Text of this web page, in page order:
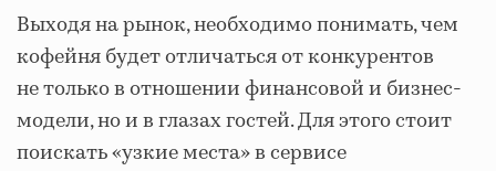
Выходя на рынок, необходимо понимать, чем
кофейня будет отличаться от конкурентов
не только в отношении финансовой и бизнес-
модели, но и в глазах гостей. Для этого стоит
поискать «узкие места» в сервисе